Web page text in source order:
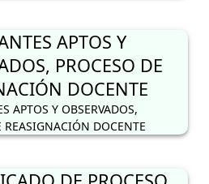
DE PROCESO
CAS 0011-2026
EN FINANZAS